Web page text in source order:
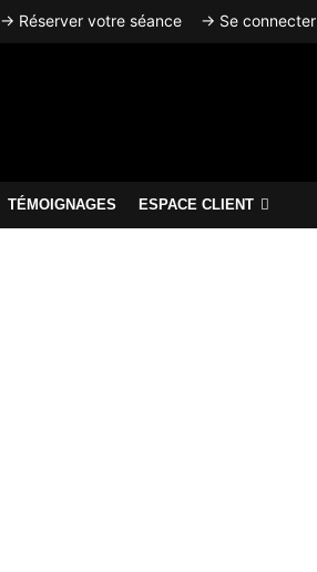
→ Réserver votre séance → Se connecter
TÉMOIGNAGES ESPACE CLIENT